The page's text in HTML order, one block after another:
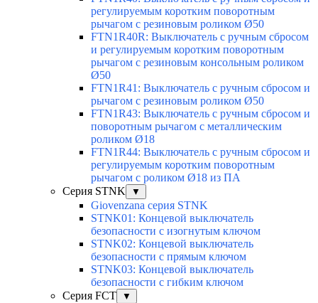
регулируемым коротким поворотным
рычагом с резиновым роликом Ø50
FTN1R40R: Выключатель с ручным сбросом
и регулируемым коротким поворотным
рычагом с резиновым консольным роликом
Ø50
FTN1R41: Выключатель с ручным сбросом и
рычагом с резиновым роликом Ø50
FTN1R43: Выключатель с ручным сбросом и
поворотным рычагом с металлическим
роликом Ø18
FTN1R44: Выключатель с ручным сбросом и
регулируемым коротким поворотным
рычагом с роликом Ø18 из ПА
Серия STNK
▼
Giovenzana серия STNK
STNK01: Концевой выключатель
безопасности с изогнутым ключом
STNK02: Концевой выключатель
безопасности с прямым ключом
STNK03: Концевой выключатель
безопасности с гибким ключом
Серия FCT
▼